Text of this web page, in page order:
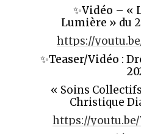
✨Vidéo – «
Lumière » du
https://
✨Teaser/Vidéo :
« Soins
Christique
https://